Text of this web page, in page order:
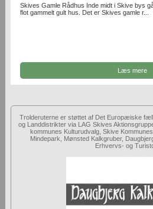
Skives Gamle Rådhus Inde midt i Skive bys
flot gammelt gult hus. Det er Skives gamle r...
Læs mere
Trolderuterne er støttet af Det Europæiske
og Landdistrikter via LAG Skives
kommunes Kulturudvalg, Skive
Mindepark, Mønsted Kalkgruber,
Erhvervs- og